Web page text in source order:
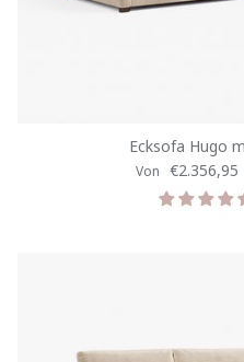
Ecksofa Hugo
Von €2.356,95